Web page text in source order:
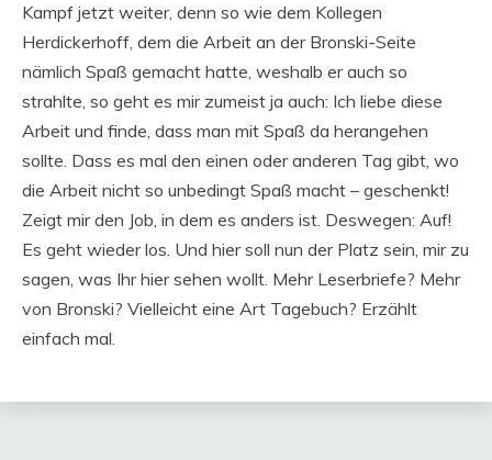
Kampf jetzt weiter, denn so wie dem Kollegen
Herdickerhoff, dem die Arbeit an der Bronski-Seite
nämlich Spaß gemacht hatte, weshalb er auch so
strahlte, so geht es mir zumeist ja auch: Ich liebe diese
Arbeit und finde, dass man mit Spaß da herangehen
sollte. Dass es mal den einen oder anderen Tag gibt, wo
die Arbeit nicht so unbedingt Spaß macht – geschenkt!
Zeigt mir den Job, in dem es anders ist. Deswegen: Auf!
Es geht wieder los. Und hier soll nun der Platz sein, mir zu
sagen, was Ihr hier sehen wollt. Mehr Leserbriefe? Mehr
von Bronski? Vielleicht eine Art Tagebuch? Erzählt
einfach mal.